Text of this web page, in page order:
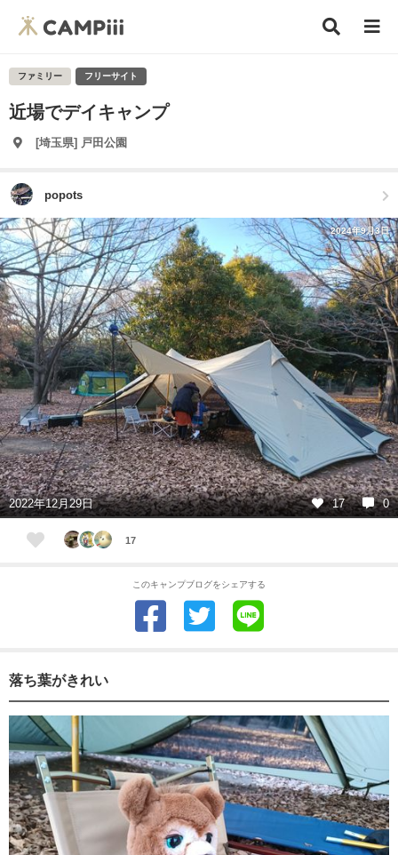
ファミリー フリーサイト
近場でデイキャンプ
[埼玉県] 戸田公園
popots
2024年9月3日
2022年12月29日 17 0
17
このキャンプブログをシェアする
落ち葉がきれい